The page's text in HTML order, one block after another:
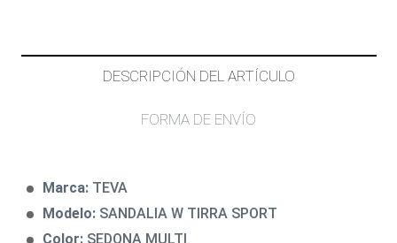
DESCRIPCIÓN DEL ARTÍCULO
FORMA DE ENVÍO
Marca: TEVA
Modelo: SANDALIA W TIRRA SPORT
Color: SEDONA MULTI